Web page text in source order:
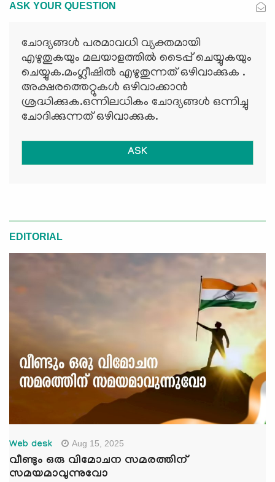
ASK YOUR QUESTION
ചോദ്യങ്ങള്‍ പരമാവധി വ്യക്തമായി
എഴുതുകയും മലയാളത്തില്‍ ടൈപ്പ് ചെയ്യുകയും
ചെയ്യുക.മംഗ്ലീഷില്‍ എഴുതുന്നത് ഒഴിവാക്കുക .
അക്ഷരത്തെറ്റുകള്‍ ഒഴിവാക്കാന്‍
ശ്രദ്ധിക്കുക.ഒന്നിലധികം ചോദ്യങ്ങള്‍ ഒന്നിച്ചു
ചോദിക്കുന്നത് ഒഴിവാക്കുക.
ASK
EDITORIAL
Web desk Aug 15, 2025
വീണ്ടും ഒരു വിമോചന സമരത്തിന്
സമയമാവുന്നുവോ